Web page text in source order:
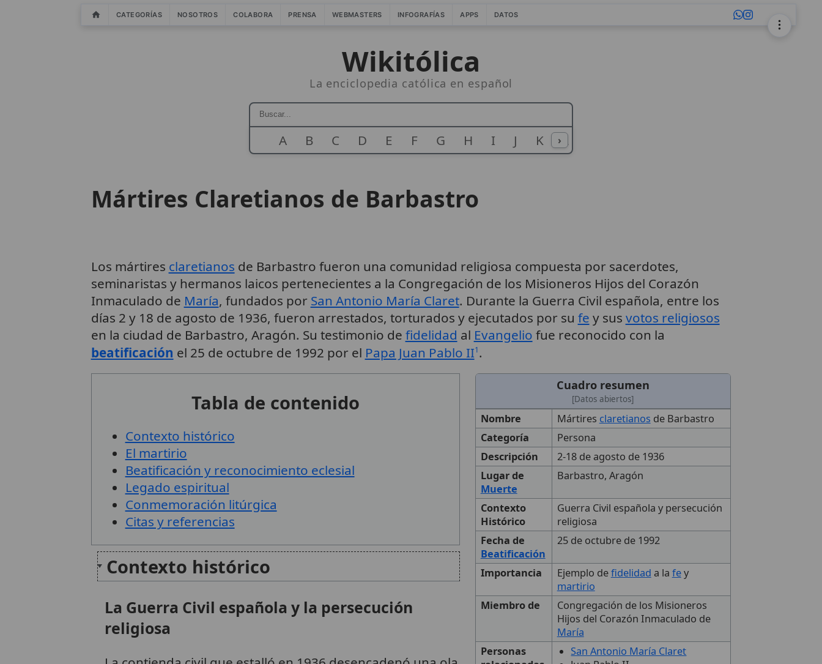
CATEGORÍAS NOSOTROS COLABORA PRENSA WEBMASTERS INFOGRAFÍAS APPS DATOS
Wikitólica
La enciclopedia católica en español
A B C D E F G H I J K L
›
Mártires Claretianos de Barbastro
Los mártires claretianos de Barbastro fueron una comunidad religiosa compuesta por sacerdotes,
seminaristas y hermanos laicos pertenecientes a la Congregación de los Misioneros Hijos del Corazón
Inmaculado de María, fundados por San Antonio María Claret. Durante la Guerra Civil española, entre los
días 2 y 18 de agosto de 1936, fueron arrestados, torturados y ejecutados por su fe y sus votos religiosos
en la ciudad de Barbastro, Aragón. Su testimonio de fidelidad al Evangelio fue reconocido con la
beatificación el 25 de octubre de 1992 por el Papa Juan Pablo II1.
Cuadro resumen
[Datos abiertos]
Nombre Mártires claretianos de Barbastro
Categoría
Persona
Descripción
2-18 de agosto de 1936
Lugar de
Muerte
Barbastro, Aragón
Contexto
Histórico
Guerra Civil española y persecución
religiosa
Fecha de
Beatificación
25 de octubre de 1992
Importancia Ejemplo defidelidad a la fey
martirio
Miembro de
Congregación de los Misioneros
Hijos del Corazón Inmaculado de
María
Personas
San Antonio María Claret
Tabla de contenido
Contexto histórico
El martirio
Beatificación y reconocimiento eclesial
Legado espiritual
Conmemoración litúrgica
Citas y referencias
Contexto histórico
La Guerra Civil española y la persecución
religiosa